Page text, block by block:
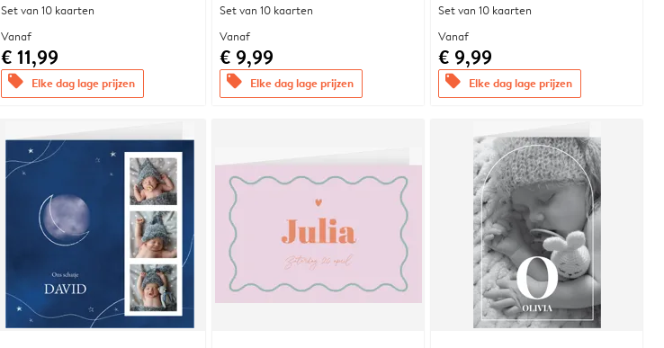
Set van 10 kaarten
Vanaf
€ 11,99
offers Elke dag lage prijzen
Set van 10 kaarten
Vanaf
€ 9,99
offers Elke dag lage prijzen
Set van 10 kaarten
Vanaf
€ 9,99
offers Elke dag lage prijzen